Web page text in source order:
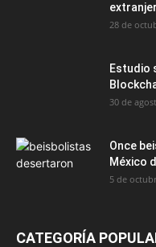
28 de
Estudio
30 de
Once
México
5 de
CATEGORÍA